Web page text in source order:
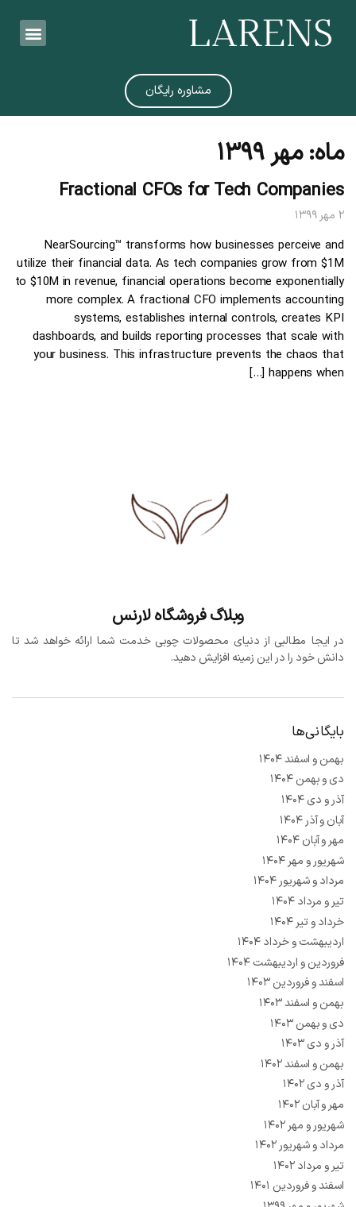
مشاوره رایگان
ماه:مهر ۱۳۹۹
Fractional CFOs for Tech Companies
۲ مهر ۱۳۹۹
NearSourcing™ transforms how businesses perceive and
utilize their financial data. As tech companies grow from $1M
to $10M in revenue, financial operations become exponentially
more complex. A fractional CFO implements accounting
systems, establishes internal controls, creates KPI
dashboards, and builds reporting processes that scale with
your business. This infrastructure prevents the chaos that
happens when […]
وبلاگ فروشگاه لارنس
در ایجا مطالبی از دنیای محصولات چوبی خدمت شما ارائه خواهد شد تا
دانش خود را در این زمینه افزایش دهید.
بایگانی‌ها
بهمن و اسفند ۱۴۰۴
دی و بهمن ۱۴۰۴
آذر و دی ۱۴۰۴
آبان و آذر ۱۴۰۴
مهر و آبان ۱۴۰۴
شهریور و مهر ۱۴۰۴
مرداد و شهریور ۱۴۰۴
تیر و مرداد ۱۴۰۴
خرداد و تیر ۱۴۰۴
اردیبهشت و خرداد ۱۴۰۴
فروردین و اردیبهشت ۱۴۰۴
اسفند و فروردین ۱۴۰۳
بهمن و اسفند ۱۴۰۳
دی و بهمن ۱۴۰۳
آذر و دی ۱۴۰۳
بهمن و اسفند ۱۴۰۲
آذر و دی ۱۴۰۲
مهر و آبان ۱۴۰۲
شهریور و مهر ۱۴۰۲
مرداد و شهریور ۱۴۰۲
تیر و مرداد ۱۴۰۲
اسفند و فروردین ۱۴۰۱